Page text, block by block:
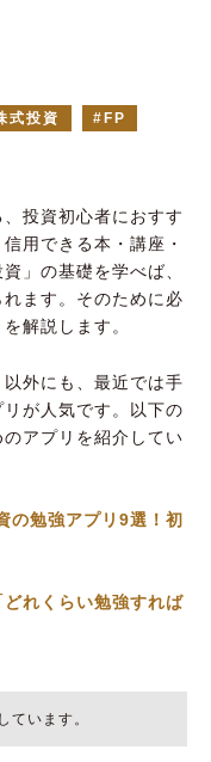
式投資 FP
投資初心者におすす
用できる本・講座・
」の基礎を学べば、
ます。そのために必
解説します。
外にも、最近では手
が人気です。以下の
アプリを紹介してい
の勉強アプリ9選！初
どれくらい勉強すれば
います。